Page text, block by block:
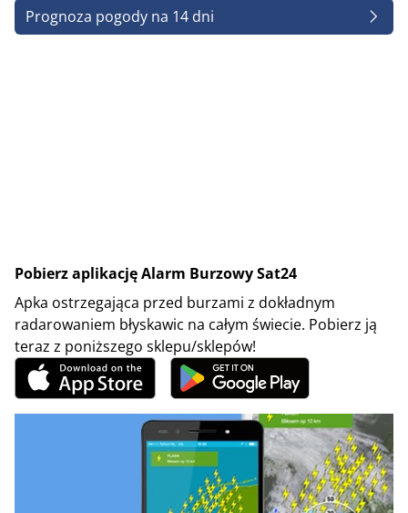
Prognoza pogody na 14 dni
Pobierz aplikację Alarm Burzowy Sat24
Apka ostrzegająca przed burzami z dokładnym
radarowaniem błyskawic na całym świecie. Pobierz ją
teraz z poniższego sklepu/sklepów!